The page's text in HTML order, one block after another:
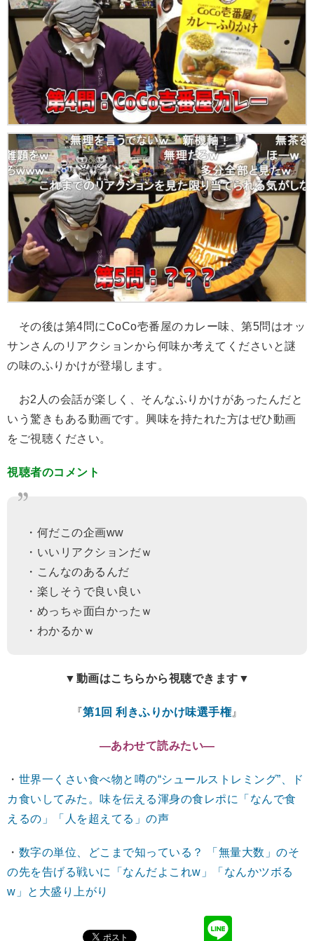
その後は第4問にCoCo壱番屋のカレー味、第5問はオッ
サンさんのリアクションから何味か考えてくださいと謎
の味のふりかけが登場します。
お2人の会話が楽しく、そんなふりかけがあったんだと
いう驚きもある動画です。興味を持たれた方はぜひ動画
をご視聴ください。
視聴者のコメント
・何だこの企画ww
・いいリアクションだｗ
・こんなのあるんだ
・楽しそうで良い良い
・めっちゃ面白かったｗ
・わかるかｗ
▼動画はこちらから視聴できます▼
『第1回 利きふりかけ味選手権』
―あわせて読みたい―
・ 世界一くさい食べ物と噂の“シュールストレミング”、ド
カ食いしてみた。味を伝える渾身の食レポに「なんで食
えるの」「人を超えてる」の声
・ 数字の単位、どこまで知っている？ 「無量大数」のそ
の先を告げる戦いに「なんだよこれw」「なんかツボる
w」と大盛り上がり